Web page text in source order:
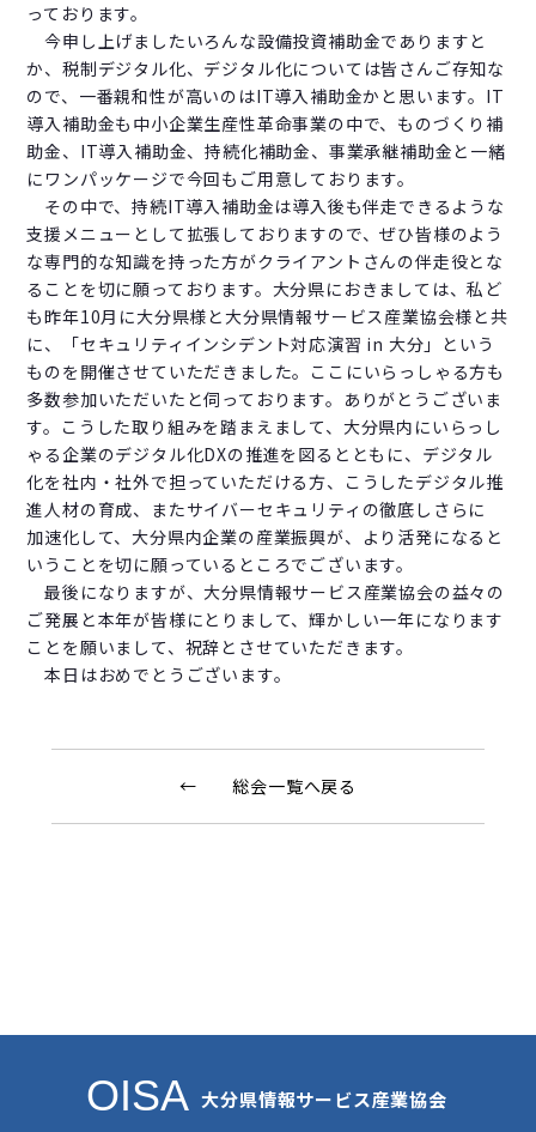
っております。
今申し上げましたいろんな設備投資補助金でありますと
か、税制デジタル化、デジタル化については皆さんご存知な
ので、一番親和性が高いのはIT導入補助金かと思います。IT
導入補助金も中小企業生産性革命事業の中で、ものづくり補
助金、IT導入補助金、持続化補助金、事業承継補助金と一緒
にワンパッケージで今回もご用意しております。
その中で、持続IT導入補助金は導入後も伴走できるような
支援メニューとして拡張しておりますので、ぜひ皆様のよう
な専門的な知識を持った方がクライアントさんの伴走役とな
ることを切に願っております。大分県におきましては、私ど
も昨年10月に大分県様と大分県情報サービス産業協会様と共
に、「セキュリティインシデント対応演習 in 大分」という
ものを開催させていただきました。ここにいらっしゃる方も
多数参加いただいたと伺っております。ありがとうございま
す。こうした取り組みを踏まえまして、大分県内にいらっし
ゃる企業のデジタル化DXの推進を図るとともに、デジタル
化を社内・社外で担っていただける方、こうしたデジタル推
進人材の育成、またサイバーセキュリティの徹底しさらに
加速化して、大分県内企業の産業振興が、より活発になると
いうことを切に願っているところでございます。
最後になりますが、大分県情報サービス産業協会の益々の
ご発展と本年が皆様にとりまして、輝かしい一年になります
ことを願いまして、祝辞とさせていただきます。
本日はおめでとうございます。
← 総会一覧へ戻る
OISA 大分県情報サービス産業協会